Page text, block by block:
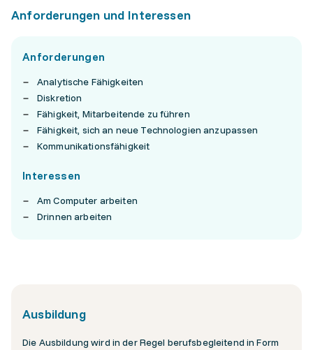
Anforderungen und Interessen
Anforderungen
Analytische Fähigkeiten
Diskretion
Fähigkeit, Mitarbeitende zu führen
Fähigkeit, sich an neue Technologien anzupassen
Kommunikationsfähigkeit
Interessen
Am Computer arbeiten
Drinnen arbeiten
Ausbildung
Die Ausbildung wird in der Regel berufsbegleitend in Form